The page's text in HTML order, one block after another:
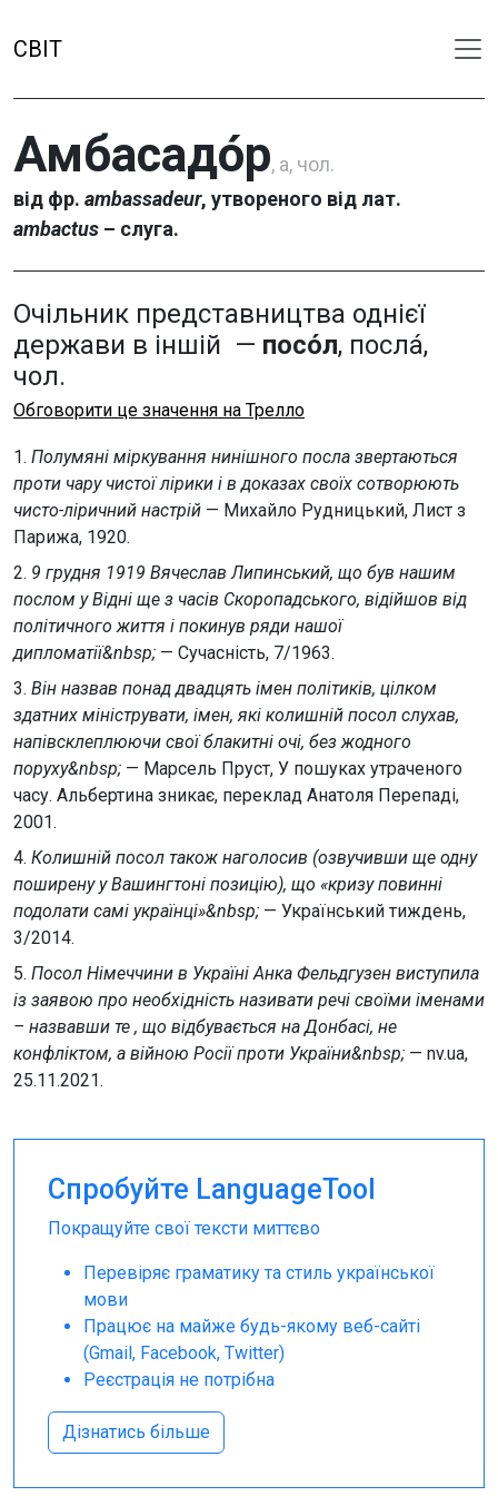
СВІТ
Амбасадо́р, а, чол.
від фр. ambassadeur, утвореного від лат.
ambactus – слуга.
Очільник представництва однієї
держави в іншій — посо́л, посла́,
чол.
Обговорити це значення на Трелло
1. Полумяні міркування нинішного посла звертаються
проти чару чистої лірики і в доказах своїх сотворюють
чисто-ліричний настрій — Михайло Рудницький, Лист з
Парижа, 1920.
2. 9 грудня 1919 Вячеслав Липинський, що був нашим
послом у Відні ще з часів Скоропадського, відійшов від
політичного життя і покинув ряди нашої
дипломатії&nbsp; — Сучасність, 7/1963.
3. Він назвав понад двадцять імен політиків, цілком
здатних мініструвати, імен, які колишній посол слухав,
напівсклеплюючи свої блакитні очі, без жодного
поруху&nbsp; — Марсель Пруст, У пошуках утраченого
часу. Альбертина зникає, переклад Анатоля Перепаді,
2001.
4. Колишній посол також наголосив (озвучивши ще одну
поширену у Вашингтоні позицію), що «кризу повинні
подолати самі українці»&nbsp; — Український тиждень,
3/2014.
5. Посол Німеччини в Україні Анка Фельдгузен виступила
із заявою про необхідність називати речі своїми іменами
– назвавши те , що відбувається на Донбасі, не
конфліктом, а війною Росії проти України&nbsp; — nv.ua,
25.11.2021.
Спробуйте LanguageTool
Покращуйте свої тексти миттєво
Перевіряє граматику та стиль української
мови
Працює на майже будь-якому веб-сайті
(Gmail, Facebook, Twitter)
Реєстрація не потрібна
Дізнатись більше